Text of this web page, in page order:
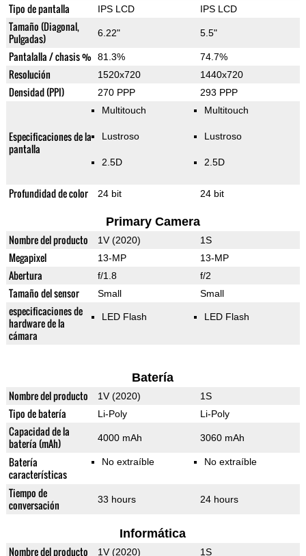
Tipo de pantalla IPS LCD IPS LCD
Tamaño (Diagonal,
Pulgadas)
6.22" 5.5"
Pantalalla / chasis % 81.3% 74.7%
Resolución 1520x720 1440x720
Densidad (PPI) 270 PPP 293 PPP
Especificaciones de la
pantalla
Multitouch
Lustroso
2.5D
Multitouch
Lustroso
2.5D
Profundidad de color 24 bit 24 bit
Primary Camera
Nombre del producto 1V (2020) 1S
Megapixel 13-MP 13-MP
Abertura f/1.8 f/2
Tamaño del sensor Small Small
especificaciones de
hardware de la
cámara
LED Flash LED Flash
Batería
Nombre del producto 1V (2020) 1S
Tipo de batería Li-Poly Li-Poly
Capacidad de la
batería (mAh)
4000 mAh 3060 mAh
Batería
características
No extraíble No extraíble
Tiempo de
conversación
33 hours 24 hours
Informática
Nombre del producto 1V (2020) 1S